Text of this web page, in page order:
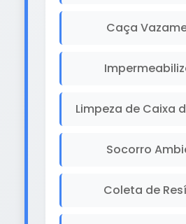
Caça
Limpeza de Caixa
Socorro
Coleta de